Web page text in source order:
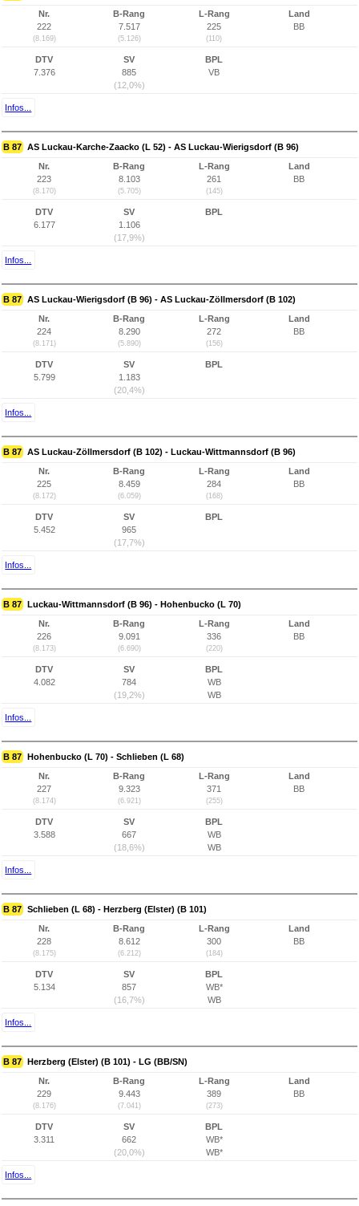
Nr.
222
(8.169)
B-Rang
7.517
(5.126)
L-Rang
225
(110)
Land
BB
DTV
7.376
SV
885
(12,0%)
BPL
VB
Infos...
B 87 AS Luckau-Karche-Zaacko (L 52) - AS Luckau-Wierigsdorf (B 96)
Nr.
223
(8.170)
B-Rang
8.103
(5.705)
L-Rang
261
(145)
Land
BB
DTV
6.177
SV
1.106
(17,9%)
BPL
Infos...
B 87 AS Luckau-Wierigsdorf (B 96) - AS Luckau-Zöllmersdorf (B 102)
Nr.
224
(8.171)
B-Rang
8.290
(5.890)
L-Rang
272
(156)
Land
BB
DTV
5.799
SV
1.183
(20,4%)
BPL
Infos...
B 87 AS Luckau-Zöllmersdorf (B 102) - Luckau-Wittmannsdorf (B 96)
Nr.
225
(8.172)
B-Rang
8.459
(6.059)
L-Rang
284
(168)
Land
BB
DTV
5.452
SV
965
(17,7%)
BPL
Infos...
B 87 Luckau-Wittmannsdorf (B 96) - Hohenbucko (L 70)
Nr.
226
(8.173)
B-Rang
9.091
(6.690)
L-Rang
336
(220)
Land
BB
DTV
4.082
SV
784
(19,2%)
BPL
WB
WB
Infos...
B 87 Hohenbucko (L 70) - Schlieben (L 68)
Nr.
227
(8.174)
B-Rang
9.323
(6.921)
L-Rang
371
(255)
Land
BB
DTV
3.588
SV
667
(18,6%)
BPL
WB
WB
Infos...
B 87 Schlieben (L 68) - Herzberg (Elster) (B 101)
Nr.
228
(8.175)
B-Rang
8.612
(6.212)
L-Rang
300
(184)
Land
BB
DTV
5.134
SV
857
(16,7%)
BPL
WB*
WB
Infos...
B 87 Herzberg (Elster) (B 101) - LG (BB/SN)
Nr.
229
(8.176)
B-Rang
9.443
(7.041)
L-Rang
389
(273)
Land
BB
DTV
3.311
SV
662
(20,0%)
BPL
WB*
WB*
Infos...